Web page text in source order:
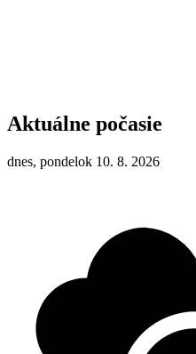
Aktuálne počasie
dnes, pondelok 10. 8. 2026